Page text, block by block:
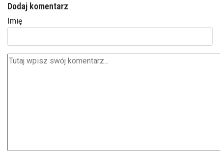
Dodaj komentarz
Imię